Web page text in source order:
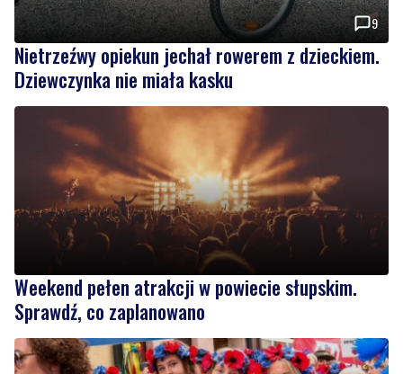
Nietrzeźwy opiekun jechał rowerem z dzieckiem.
Dziewczynka nie miała kasku
Weekend pełen atrakcji w powiecie słupskim.